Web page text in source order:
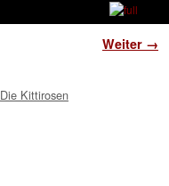
Weiter →
Die Kittirosen